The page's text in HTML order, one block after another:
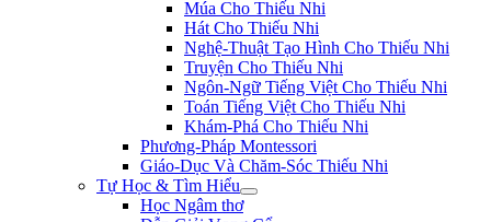
Múa Cho Thiếu Nhi
Hát Cho Thiếu Nhi
Nghệ-Thuật Tạo Hình Cho Thiếu Nhi
Truyện Cho Thiếu Nhi
Ngôn-Ngữ Tiếng Việt Cho Thiếu Nhi
Toán Tiếng Việt Cho Thiếu Nhi
Khám-Phá Cho Thiếu Nhi
Phương-Pháp Montessori
Giáo-Dục Và Chăm-Sóc Thiếu Nhi
Tự Học & Tìm Hiểu
Học Ngâm thơ